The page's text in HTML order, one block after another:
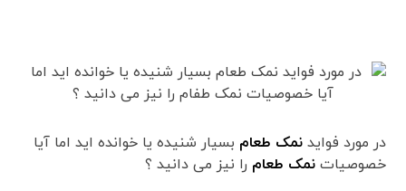
در مورد فوایدنمک طعام بسیار شنیده یا خوانده اید اما آیا
خصوصیاتنمک طعام را نیز می دانید ؟